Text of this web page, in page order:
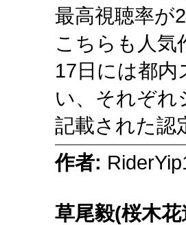
最高視聴率が
こちらも人気
17日には都
い、それぞれ
記載された認
作者:
草尾毅(桜木花